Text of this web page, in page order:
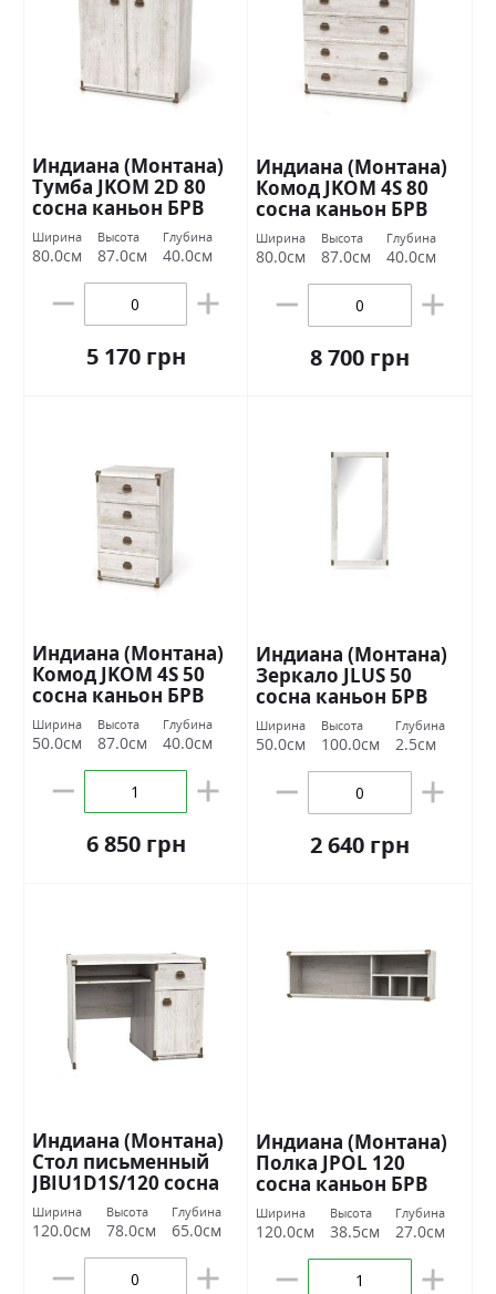
Индиана (Монтана)
Тумба JKOM 2D 80
сосна каньон БРВ
Украина
Ширина
80.0см
Высота
87.0см
Глубина
40.0см
5 170 грн
Индиана (Монтана)
Комод JKOM 4S 80
сосна каньон БРВ
Украина
Ширина
80.0см
Высота
87.0см
Глубина
40.0см
8 700 грн
Индиана (Монтана)
Комод JKOM 4S 50
сосна каньон БРВ
Украина
Ширина
50.0см
Высота
87.0см
Глубина
40.0см
6 850 грн
Индиана (Монтана)
Зеркало JLUS 50
сосна каньон БРВ
Украина
Ширина
50.0см
Высота
100.0см
Глубина
2.5см
2 640 грн
Индиана (Монтана)
Стол письменный
JBIU1D1S/120 сосна
каньон БРВ Украина
Ширина
120.0см
Высота
78.0см
Глубина
65.0см
Индиана (Монтана)
Полка JPOL 120
сосна каньон БРВ
Украина
Ширина
120.0см
Высота
38.5см
Глубина
27.0см